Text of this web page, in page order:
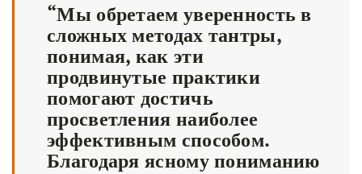
“Мы обретаем уверенность в
сложных методах тантры,
понимая, как эти
продвинутые практики
помогают достичь
просветления наиболее
эффективным способом.
Благодаря ясному пониманию